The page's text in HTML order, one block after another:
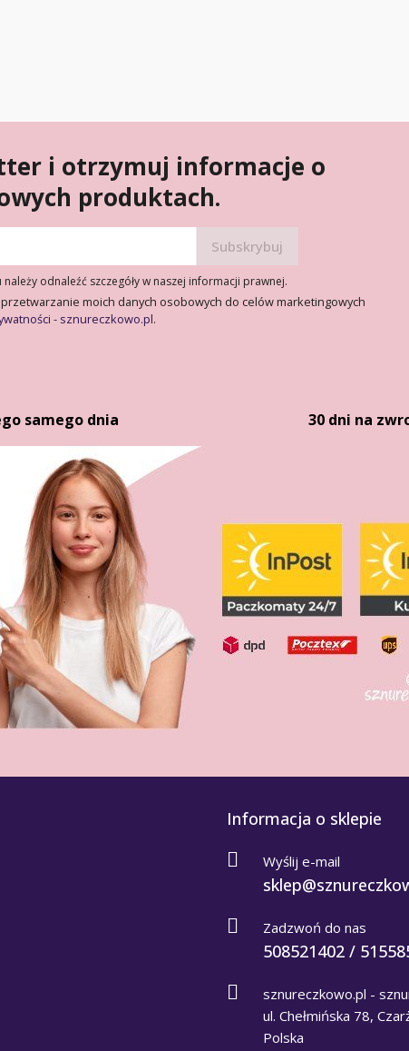
i otrzymuj informacje o
produktach.
odnaleźć szczegóły w naszej informacji prawnej.
moich danych osobowych do celów marketingowych
- sznureczkowo.pl.
samego dnia 30 dni na
Informacja o sklepie
Wyślij e-mail
Zadzwoń do nas
508521402 /
sznureczkowo.pl -
ul. Chełmińska 78,
Polska